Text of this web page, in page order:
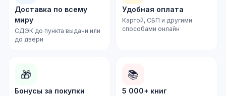
Доставка по всему
миру
СДЭК до пункта выдачи или
до двери
Удобная оплата
Картой, СБП и другими
способами онлайн
🎁
Бонусы за покупки
📚
5 000+ книг